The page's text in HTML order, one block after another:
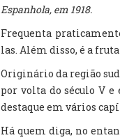
Espanhola, em 1918.
Frequenta
las. Além disso, é a
Originário da região
por volta do século V
destaque em vários
Há quem diga, no